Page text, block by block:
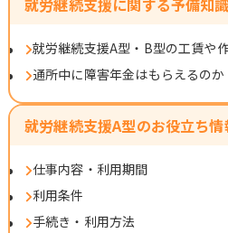
就労継続支援に関する予備知識
就労継続支援A型・B型の工賃や
通所中に障害年金はもらえるのか
就労継続支援A型のお役立ち情
仕事内容・利用期間
利用条件
手続き・利用方法